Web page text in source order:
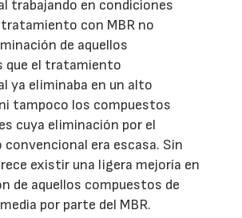
trabajando en condiciones
con MBR no
de aquellos
que el tratamiento
ya eliminaba en un alto
tampoco los compuestos
cuya eliminación por el
era escasa. Sin
existir una ligera mejoría en
de aquellos compuestos de
por parte del MBR.